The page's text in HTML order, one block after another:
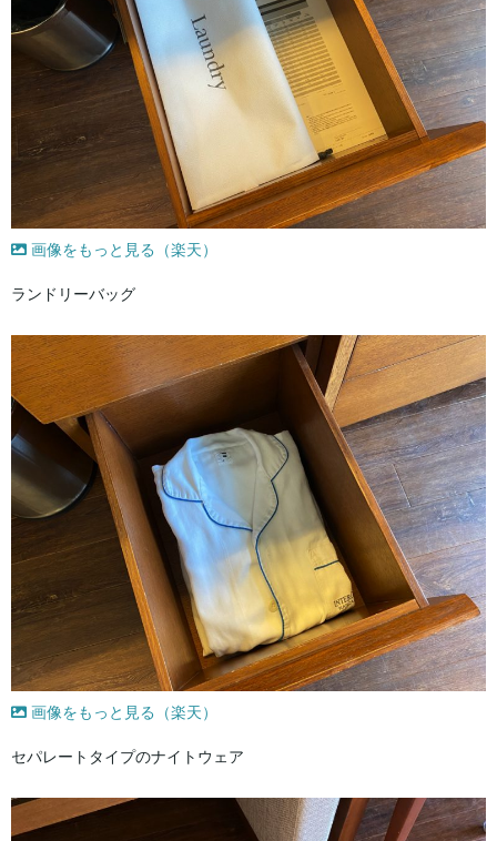
画像をもっと見る（楽天）
ランドリーバッグ
画像をもっと見る（楽天）
セパレートタイプのナイトウェア